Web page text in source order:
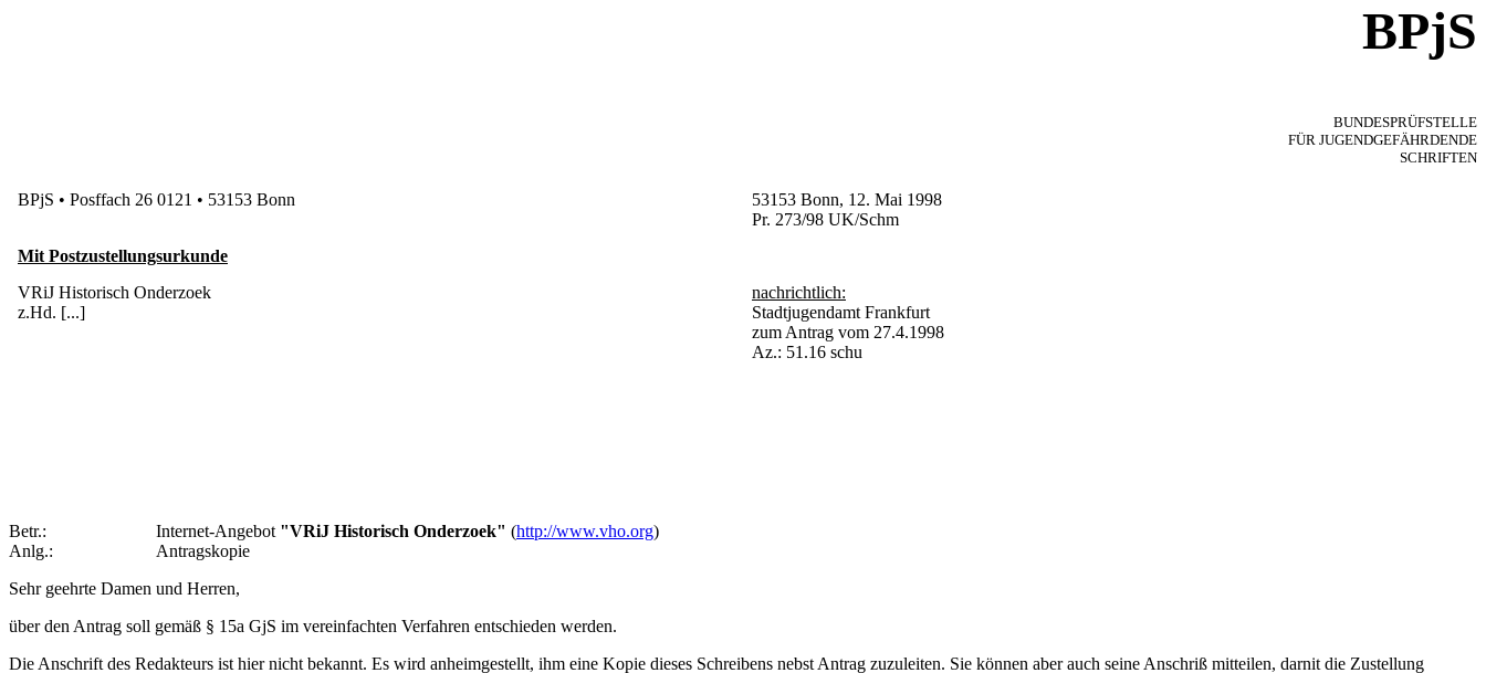
BPjS
BUNDESPRÜFSTELLE
FÜR JUGENDGEFÄHRDENDE
SCHRIFTEN
BPjS • Posffach 26 0121 • 53153 Bonn
53153 Bonn, 12. Mai 1998
Pr. 273/98 UK/Schm
Mit Postzustellungsurkunde
VRiJ Historisch Onderzoek
z.Hd. [...]
nachrichtlich:
Stadtjugendamt Frankfurt
zum Antrag vom 27.4.1998
Az.: 51.16 schu
Betr.: Internet-Angebot "VRiJ Historisch Onderzoek" (http://www.vho.org)
Anlg.:
Antragskopie
Sehr geehrte Damen und Herren,
über den Antrag soll gemäß § 15a GjS im vereinfachten Verfahren entschieden werden.
Die Anschrift des Redakteurs ist hier nicht bekannt. Es wird anheimgestellt, ihm eine Kopie dieses Schreibens nebst Antrag zuzuleiten. Sie können aber auch seine Anschriß mitteilen, darnit die Zustellung